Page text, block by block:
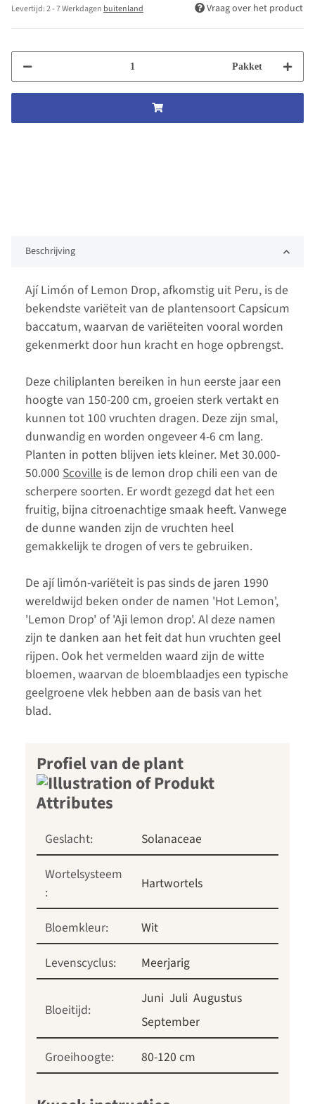
Levertijd:2 - 7 Werkdagen buitenland Vraag over het product
Pakket
Beschrijving
Ají Limón of Lemon Drop, afkomstig uit Peru, is de
bekendste variëteit van de plantensoort Capsicum
baccatum, waarvan de variëteiten vooral worden
gekenmerkt door hun kracht en hoge opbrengst.
Deze chiliplanten bereiken in hun eerste jaar een
hoogte van 150-200 cm, groeien sterk vertakt en
kunnen tot 100 vruchten dragen. Deze zijn smal,
dunwandig en worden ongeveer 4-6 cm lang.
Planten in potten blijven iets kleiner. Met 30.000-
50.000 Scoville is de lemon drop chili een van de
scherpere soorten. Er wordt gezegd dat het een
fruitig, bijna citroenachtige smaak heeft. Vanwege
de dunne wanden zijn de vruchten heel
gemakkelijk te drogen of vers te gebruiken.
De ají limón-variëteit is pas sinds de jaren 1990
wereldwijd beken onder de namen 'Hot Lemon',
'Lemon Drop' of 'Aji lemon drop'. Al deze namen
zijn te danken aan het feit dat hun vruchten geel
rijpen. Ook het vermelden waard zijn de witte
bloemen, waarvan de bloemblaadjes een typische
geelgroene vlek hebben aan de basis van het
blad.
Profiel van de plant
Geslacht:
Solanaceae
Wortelsysteem
:
Hartwortels
Bloemkleur:
Wit
Levenscyclus:
Meerjarig
Bloeitijd:
Juni Juli Augustus
September
Groeihoogte:
80-120 cm